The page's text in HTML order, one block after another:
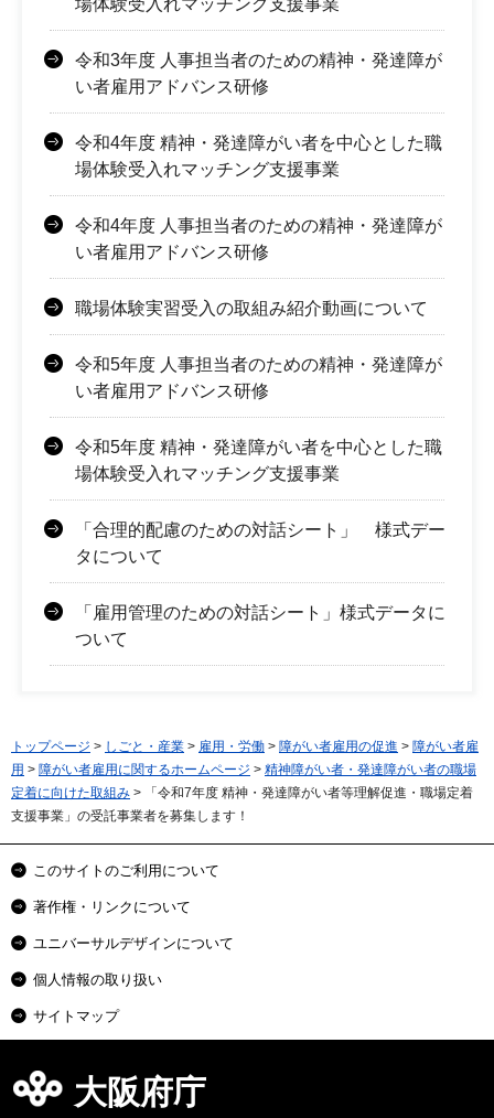
場体験受入れマッチング支援事業
令和3年度 人事担当者のための精神・発達障が
い者雇用アドバンス研修
令和4年度 精神・発達障がい者を中心とした職
場体験受入れマッチング支援事業
令和4年度 人事担当者のための精神・発達障が
い者雇用アドバンス研修
職場体験実習受入の取組み紹介動画について
令和5年度 人事担当者のための精神・発達障が
い者雇用アドバンス研修
令和5年度 精神・発達障がい者を中心とした職
場体験受入れマッチング支援事業
「合理的配慮のための対話シート」 様式デー
タについて
「雇用管理のための対話シート」様式データに
ついて
トップページ > しごと・産業 > 雇用・労働 > 障がい者雇用の促進 > 障がい者雇
用 > 障がい者雇用に関するホームページ > 精神障がい者・発達障がい者の職場
定着に向けた取組み > 「令和7年度 精神・発達障がい者等理解促進・職場定着
支援事業」の受託事業者を募集します！
このサイトのご利用について
著作権・リンクについて
ユニバーサルデザインについて
個人情報の取り扱い
サイトマップ
大阪府庁